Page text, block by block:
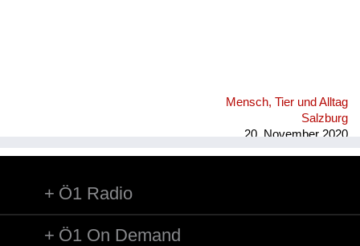
Mensch, Tier und Alltag
Salzburg
20. November 2020
Ö1 Radio
Ö1 On Demand